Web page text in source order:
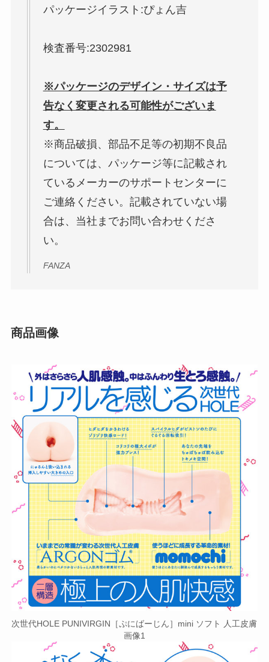
パッケージイラスト:ぴょん吉
検査番号:2302981
※パッケージのデザイン・サイズは予
告なく変更される可能性がございま
す。
※商品破損、部品不足等の初期不良品
については、パッケージ等に記載され
ているメーカーのサポートセンターに
ご連絡ください。記載されていない場
合は、当社までお問い合わせくださ
い。
FANZA
商品画像
次世代HOLE PUNIVIRGIN［ぷにばーじん］mini ソフト 人工皮膚
画像1